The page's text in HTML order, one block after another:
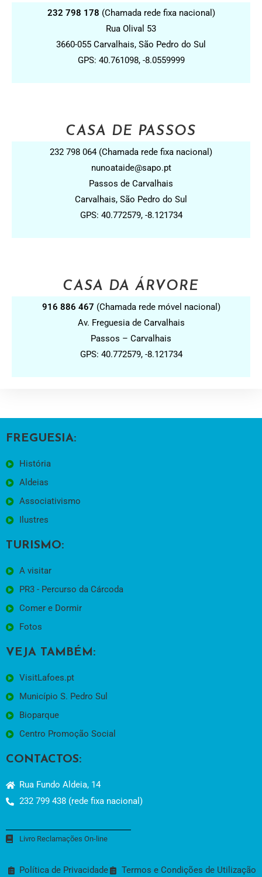
232 798 178 (Chamada rede fixa nacional)
Rua Olival 53
3660-055 Carvalhais, São Pedro do Sul
GPS: 40.761098, -8.0559999
CASA DE PASSOS
232 798 064 (Chamada rede fixa nacional)
nunoataide@sapo.pt
Passos de Carvalhais
Carvalhais, São Pedro do Sul
GPS: 40.772579, -8.121734
CASA DA ÁRVORE
916 886 467 (Chamada rede móvel nacional)
Av. Freguesia de Carvalhais
Passos – Carvalhais
GPS: 40.772579, -8.121734
FREGUESIA:
História
Aldeias
Associativismo
Ilustres
TURISMO:
A visitar
PR3 - Percurso da Cárcoda
Comer e Dormir
Fotos
VEJA TAMBÉM:
VisitLafoes.pt
Município S. Pedro Sul
Bioparque
Centro Promoção Social
CONTACTOS:
Rua Fundo Aldeia, 14
232 799 438 (rede fixa nacional)
Livro Reclamações On-line
Política de Privacidade Termos e Condições de Utilização